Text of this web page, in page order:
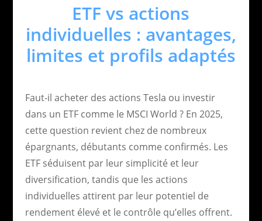
ETF vs actions
individuelles : avantages,
limites et profils adaptés
Faut-il acheter des actions Tesla ou investir
dans un ETF comme le MSCI World ? En 2025,
cette question revient chez de nombreux
épargnants, débutants comme confirmés. Les
ETF séduisent par leur simplicité et leur
diversification, tandis que les actions
individuelles attirent par leur potentiel de
rendement élevé et le contrôle qu’elles offrent.